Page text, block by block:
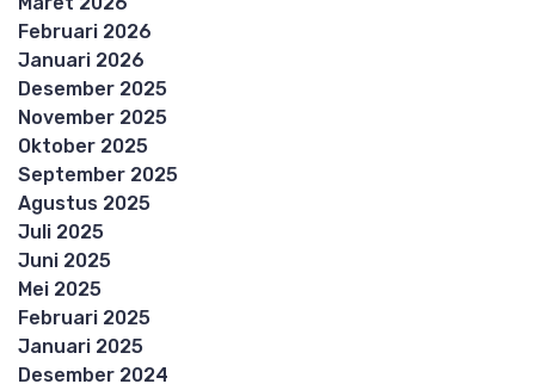
Februari 2026
Januari 2026
Desember 2025
November 2025
Oktober 2025
September 2025
Agustus 2025
Juli 2025
Juni 2025
Mei 2025
Februari 2025
Januari 2025
Desember 2024